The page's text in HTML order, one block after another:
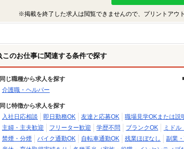
※掲載を終了した求人は閲覧できませんので、プリントアウ
このお仕事に関連する条件で探す
同じ職種から求人を探す
介護職・ヘルパー
同じ特徴から求人を探す
入社日応相談
即日勤務OK 友達と応募OK 職場見学OKまたは説
主婦・主夫歓迎
フリーター歓迎 学歴不問 ブランクOK ミドル
禁煙・分煙
バイク通勤OK 自転車通勤OK 残業ほぼなし 副業